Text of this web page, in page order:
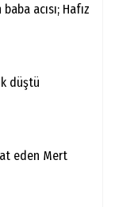
acısı; Hafız
düştü
eden Mert